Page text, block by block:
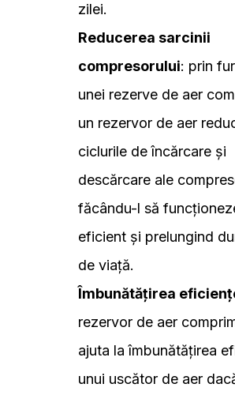
zilei.
Reducerea sarcinii
compresorului: prin
unei rezerve de aer
un rezervor de aer
ciclurile de încărcare și
descărcare ale
făcându-l să
eficient și prelungind
de viață.
Îmbunătățirea
rezervor de aer
ajuta la îmbunătățirea
unui uscător de aer